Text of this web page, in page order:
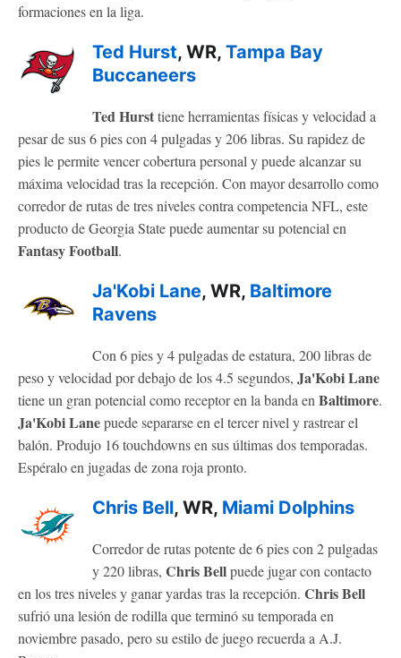
formaciones en la liga.
Ted Hurst, WR, Tampa Bay
Buccaneers
Ted Hursttiene herramientas físicas y velocidad a
pesar de sus 6 pies con 4 pulgadas y 206 libras. Su rapidez de
pies le permite vencer cobertura personal y puede alcanzar su
máxima velocidad tras la recepción. Con mayor desarrollo como
corredor de rutas de tres niveles contra competencia NFL, este
producto de Georgia State puede aumentar su potencial en
Fantasy Football.
Ja'Kobi Lane, WR, Baltimore
Ravens
Con 6 pies y 4 pulgadas de estatura, 200 libras de
peso y velocidad por debajo de los 4.5 segundos, Ja'Kobi Lane
tiene un gran potencial como receptor en la banda en Baltimore.
Ja'Kobi Lanepuede separarse en el tercer nivel y rastrear el
balón. Produjo 16 touchdowns en sus últimas dos temporadas.
Espéralo en jugadas de zona roja pronto.
Chris Bell, WR, Miami Dolphins
Corredor de rutas potente de 6 pies con 2 pulgadas
y 220 libras, Chris Bellpuede jugar con contacto
en los tres niveles y ganar yardas tras la recepción. Chris Bell
sufrió una lesión de rodilla que terminó su temporada en
noviembre pasado, pero su estilo de juego recuerda a A.J.